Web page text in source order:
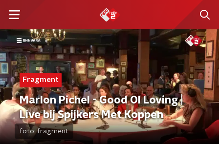
Fragment
Marlon Pichel - Good Ol Loving |
Live bij Spijkers Met Koppen
foto:fragment